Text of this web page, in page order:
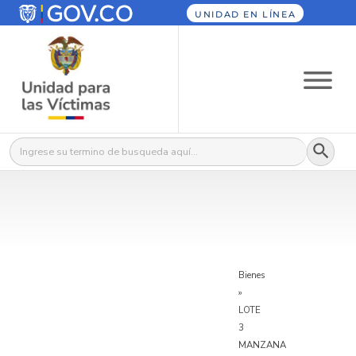
UNIDAD EN LÍNEA
Buscar: Botón
Bienes
»
LOTE
3
MANZANA